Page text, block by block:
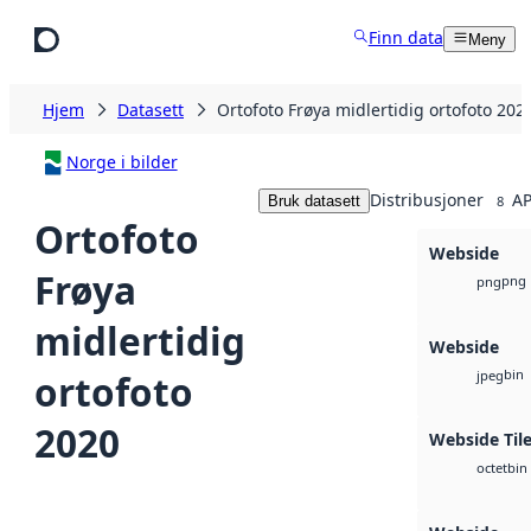
Finn data Meny
Hjem Datasett Ortofoto Frøya midlertidig ortofoto
Norge i bilder
Ortofoto
Frøya
midlertidig
ortofoto
2020
Bruk datasett Distribusjoner 8
Webside
pngpng
Webside
jpegbin
Webside
octetbin